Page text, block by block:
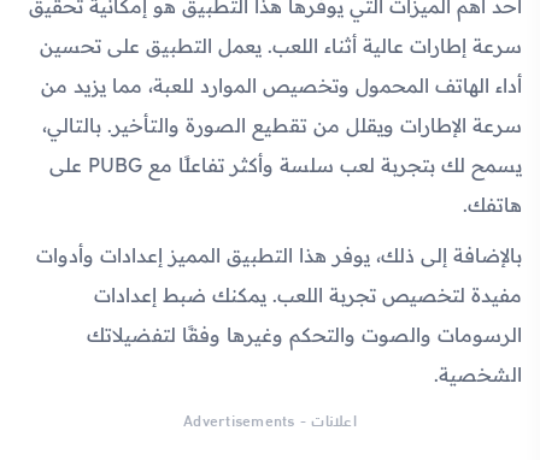
أحد أهم الميزات التي يوفرها هذا التطبيق هو إمكانية تحقيق
سرعة إطارات عالية أثناء اللعب. يعمل التطبيق على تحسين
أداء الهاتف المحمول وتخصيص الموارد للعبة، مما يزيد من
سرعة الإطارات ويقلل من تقطيع الصورة والتأخير. بالتالي،
يسمح لك بتجربة لعب سلسة وأكثر تفاعلًا مع PUBG على
هاتفك.
بالإضافة إلى ذلك، يوفر هذا التطبيق المميز إعدادات وأدوات
مفيدة لتخصيص تجربة اللعب. يمكنك ضبط إعدادات
الرسومات والصوت والتحكم وغيرها وفقًا لتفضيلاتك
الشخصية.
اعلانات - Advertisements